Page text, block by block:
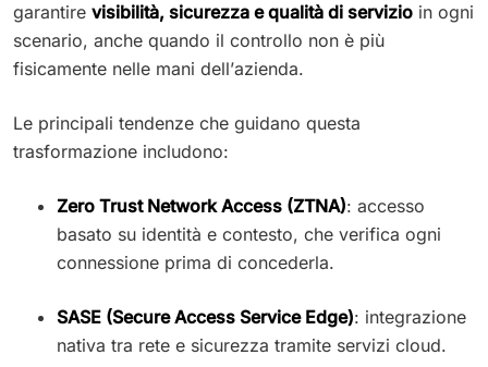
garantire visibilità, sicurezza e qualità di servizio in ogni
scenario, anche quando il controllo non è più
fisicamente nelle mani dell’azienda.
Le principali tendenze che guidano questa
trasformazione includono:
Zero Trust Network Access (ZTNA): accesso
basato su identità e contesto, che verifica ogni
connessione prima di concederla.
SASE (Secure Access Service Edge): integrazione
nativa tra rete e sicurezza tramite servizi cloud.